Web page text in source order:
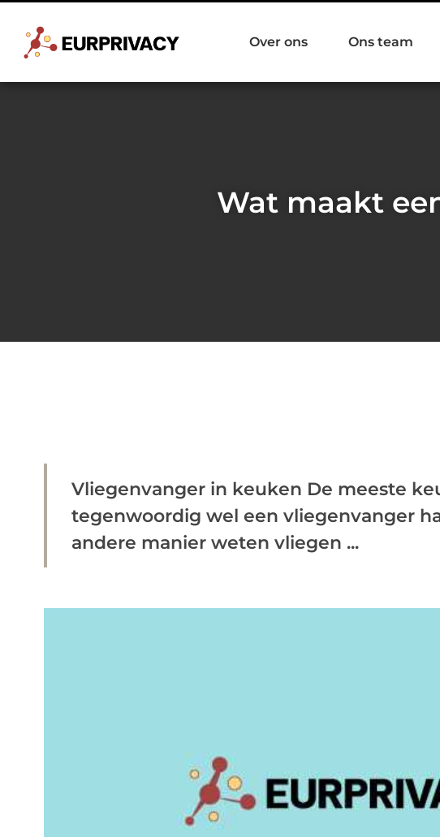
Over ons Ons team
Wat maakt
Vliegenvanger in keuken De meeste
tegenwoordig wel een vliegenvanger
andere manier weten vliegen ...